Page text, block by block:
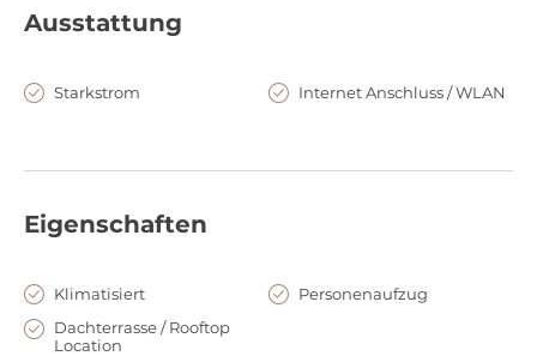
700 m² total; can be split in approx. 350 m² noth- and south
train station, spectacular 360° view over Berlin
Ausstattung
Starkstrom Internet Anschluss / WLAN
Eigenschaften
Klimatisiert
Personenaufzug
Dachterrasse / Rooftop
Location